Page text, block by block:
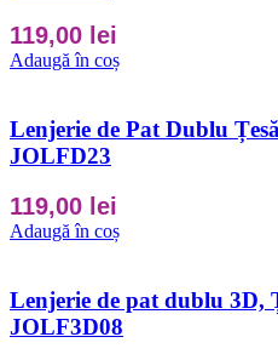
119,00 lei
Adaugă în coș
Lenjerie de Pat Dublu
JOLFD23
119,00 lei
Adaugă în coș
Lenjerie de pat dublu 3D,
JOLF3D08